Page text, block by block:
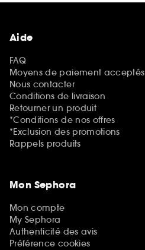
Aide
FAQ
Moyens de paiement acceptés
Nous contacter
Conditions de livraison
Retourner un produit
*Conditions de nos offres
*Exclusion des promotions
Rappels produits
Mon Sephora
Mon compte
My Sephora
Authenticité des avis
Préférence cookies